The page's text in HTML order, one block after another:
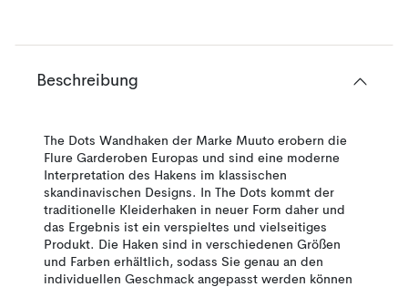
Beschreibung
The Dots Wandhaken der Marke Muuto erobern die
Flure Garderoben Europas und sind eine moderne
Interpretation des Hakens im klassischen
skandinavischen Designs. In The Dots kommt der
traditionelle Kleiderhaken in neuer Form daher und
das Ergebnis ist ein verspieltes und vielseitiges
Produkt. Die Haken sind in verschiedenen Größen
und Farben erhältlich, sodass Sie genau an den
individuellen Geschmack angepasst werden können